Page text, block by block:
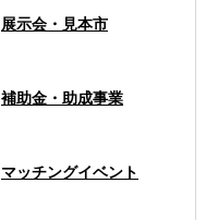
展示会・見本市
補助金・助成事業
マッチングイベント